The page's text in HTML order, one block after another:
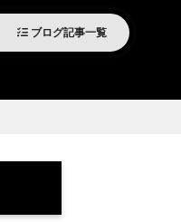
ブログ記事一覧